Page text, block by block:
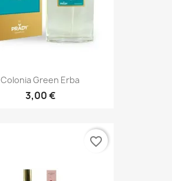
Colonia Green Erba
3,00 €
favorite_border